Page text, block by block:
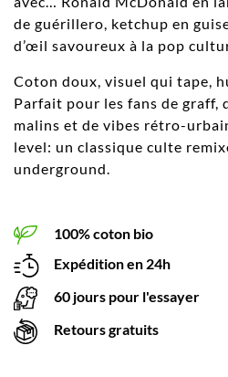
de guérillero, ketchup en
d’œil savoureux à la pop
Coton doux, visuel qui tape,
Parfait pour les fans de graff,
malins et de vibes rétro-
level: un classique culte
underground.
100% coton bio
Expédition en 24h
60 jours pour l'essayer
Retours gratuits